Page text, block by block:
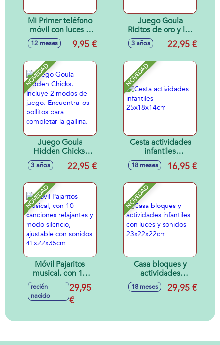
Mi Primer teléfono
móvil con luces y
sonidos, 13x7x3
cm - Modelos
12 meses 9,95 €
Juego Goula
Ricitos de oro y los
tres osos. 2
modelos de juego
reversible.
3 años 22,95 €
NOVEDAD
Juego Goula
Hidden Chicks.
Incluye 2 modos de
juego. Encuentra
completar la
gallina.
3 años 22,95 €
NOVEDAD
Cesta actividades
infantiles
25x18x14cm
18 meses 16,95 €
NOVEDAD
Móvil Pajaritos
musical, con 10
canciones
relajantes y modo
silencio, ajustable
recién
nacido
29,95
€
NOVEDAD
Casa bloques y
actividades
infantiles con luces
y sonidos
18 meses 29,95 €